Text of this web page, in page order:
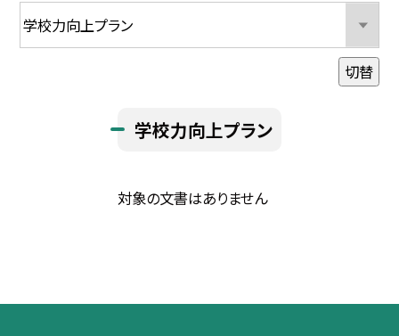
切替
学校力向上プラン
対象の文書はありません